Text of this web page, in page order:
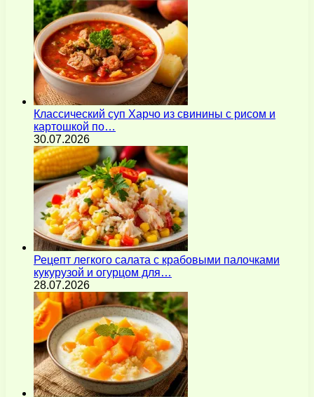
Классический суп Харчо из свинины с рисом и
картошкой по…
30.07.2026
Рецепт легкого салата с крабовыми палочками
кукурузой и огурцом для…
28.07.2026